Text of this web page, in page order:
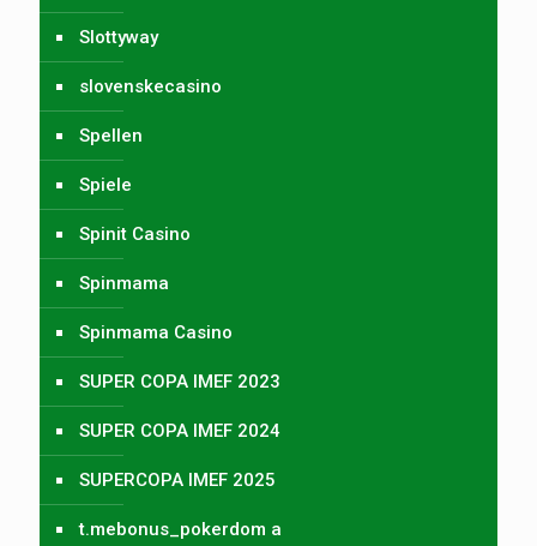
Slottyway
slovenskecasino
Spellen
Spiele
Spinit Casino
Spinmama
Spinmama Casino
SUPER COPA IMEF 2023
SUPER COPA IMEF 2024
SUPERCOPA IMEF 2025
t.mebonus_pokerdom a